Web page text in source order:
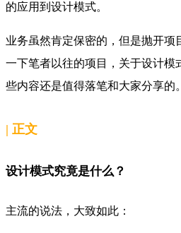
的应用到 设计模式。
业务虽然肯定保密的，但是抛开项
一下笔者以往的项目，关于设计模
些内容还是值得落笔和大家分享的。
| 正文
设计模式究竟是什么？
主流的说法，大致如此：